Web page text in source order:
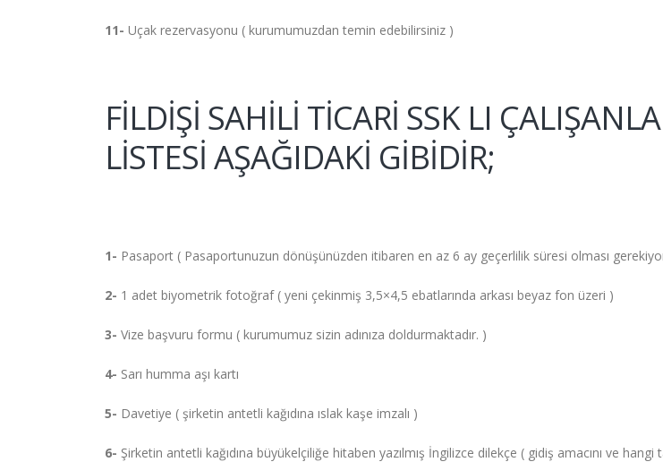
11- Uçak rezervasyonu ( kurumumuzdan temin edebilirsiniz )
FİLDİŞİ SAHİLİ TİCARİ SSK LI
LİSTESİ AŞAĞIDAKİ GİBİDİR;
1- Pasaport ( Pasaportunuzun dönüşünüzden itibaren en az 6 ay geçerlilik süresi olması
2- 1 adet biyometrik fotoğraf ( yeni çekinmiş 3,5×4,5 ebatlarında arkası beyaz fon üzeri )
3- Vize başvuru formu ( kurumumuz sizin adınıza doldurmaktadır. )
4- Sarı humma aşı kartı
5- Davetiye ( şirketin antetli kağıdına ıslak kaşe imzalı )
6- Şirketin antetli kağıdına büyükelçiliğe hitaben yazılmış İngilizce dilekçe ( gidiş amacını ve